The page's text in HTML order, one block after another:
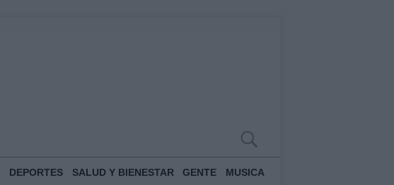
DEPORTES SALUD Y BIENESTAR GENTE MUSICA